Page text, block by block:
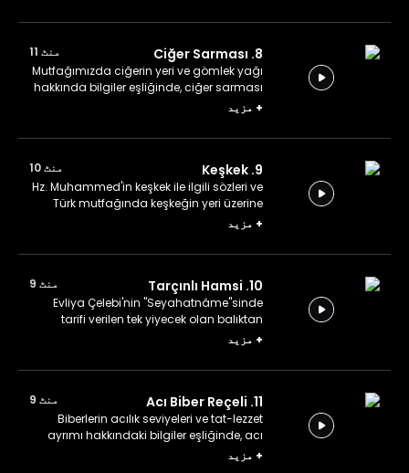
8. Ciğer Sarması
منٹ 11
Mutfağımızda ciğerin yeri ve gömlek yağı
hakkında bilgiler eşliğinde, ciğer sarması
yapıyoruz.
+ مزید
9. Keşkek
منٹ 10
Hz. Muhammed'in keşkek ile ilgili sözleri ve
Türk mutfağında keşkeğin yeri üzerine
bilgiler eşliğinde keşkek yapıyoruz.
+ مزید
10. Tarçınlı Hamsi
منٹ 9
Evliya Çelebi'nin "Seyahatnâme"sinde
tarifi verilen tek yiyecek olan balıktan
bahsedilirken tarçınlı hamsi yapıyoruz.
+ مزید
11. Acı Biber Reçeli
منٹ 9
Biberlerin acılık seviyeleri ve tat-lezzet
ayrımı hakkındaki bilgiler eşliğinde, acı
biber reçeli yapıyoruz.
+ مزید